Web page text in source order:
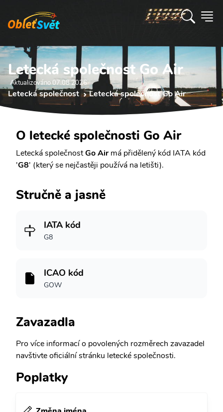
Letecká společnost Go Air
Aktualizováno 07.08 2026
Letecká společnost Letecká společnost Go Air
O letecké společnosti Go Air
Letecká společnostGo Airmá přidělený kód IATA kód
'G8' (který se nejčastěji používá na letišti).
Stručně a jasně
IATA kód
G8
ICAO kód
GOW
Zavazadla
Pro více informací o povolených rozměrech zavazadel
navštivte oficiální stránku letecké společnosti.
Poplatky